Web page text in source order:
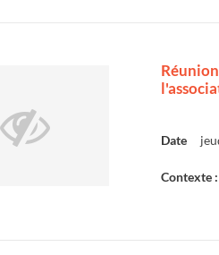
Date
Contexte